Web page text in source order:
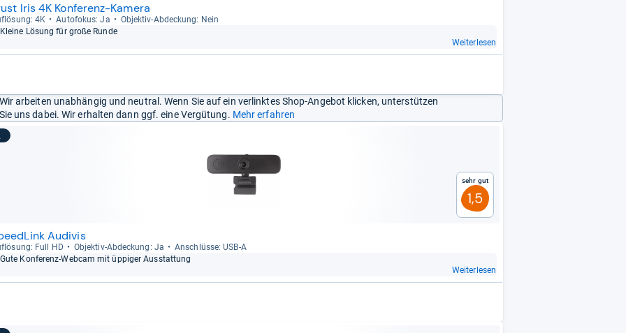
Iris 4K Konferenz-Kamera
4K Auto­fo­kus: Ja
Objek­tiv-​Abde­ckung: Nein
Kleine Lösung für große Runde
Weiterlesen
arbeiten unabhängig und neutral. Wenn Sie auf ein verlinktes Shop-Angebot klicken, unterstützen
uns dabei. Wir erhalten dann ggf. eine Vergütung. Mehr erfahren
Sehr gut
1,5
Audivis
Full HD Objek­tiv-​Abde­ckung: Ja
Anschlüsse: USB-​A
Gute Kon­fe­renz-​Web­cam mit üppi­ger Aus­stat­tung
Weiterlesen